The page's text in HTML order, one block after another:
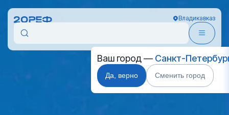
Владикавказ
Ваш город — Санкт-
Да, верно Сменить город